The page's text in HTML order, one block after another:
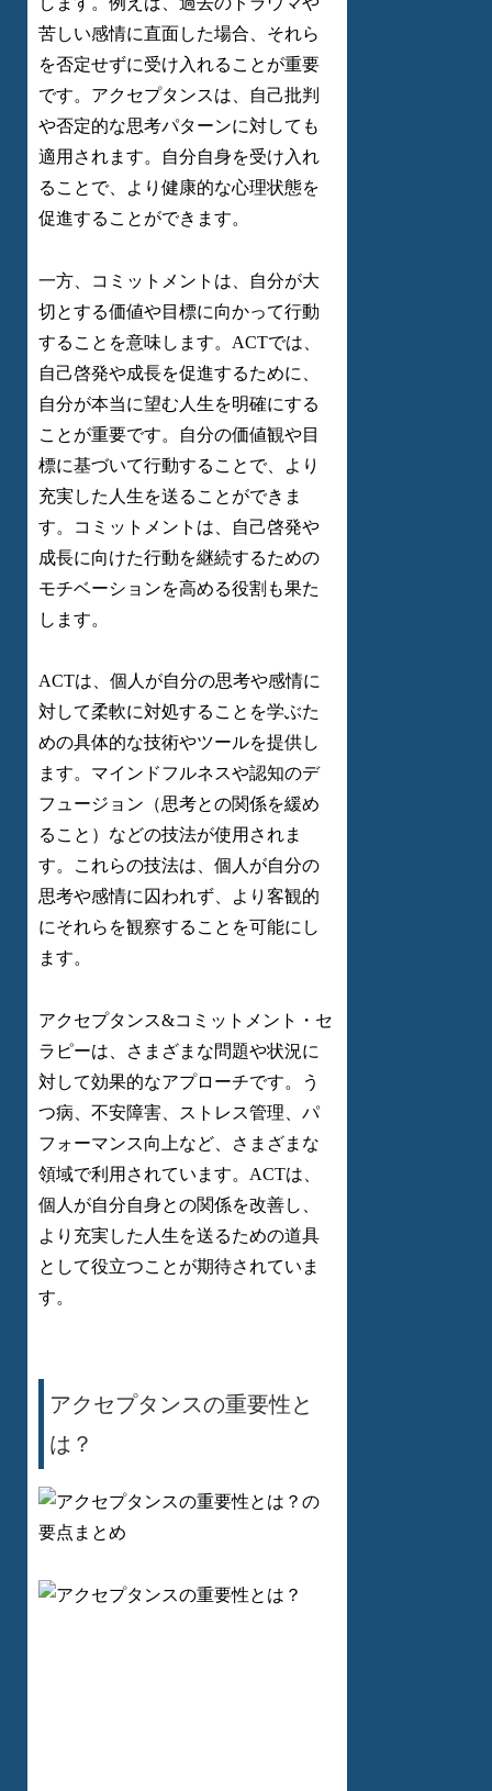
苦しい感情に直面した場合、それら
を否定せずに受け入れることが重要
です。アクセプタンスは、自己批判
や否定的な思考パターンに対しても
適用されます。自分自身を受け入れ
ることで、より健康的な心理状態を
促進することができます。
一方、コミットメントは、自分が大
切とする価値や目標に向かって行動
することを意味します。ACTでは、
自己啓発や成長を促進するために、
自分が本当に望む人生を明確にする
ことが重要です。自分の価値観や目
標に基づいて行動することで、より
充実した人生を送ることができま
す。コミットメントは、自己啓発や
成長に向けた行動を継続するための
モチベーションを高める役割も果た
します。
ACTは、個人が自分の思考や感情に
対して柔軟に対処することを学ぶた
めの具体的な技術やツールを提供し
ます。マインドフルネスや認知のデ
フュージョン（思考との関係を緩め
ること）などの技法が使用されま
す。これらの技法は、個人が自分の
思考や感情に囚われず、より客観的
にそれらを観察することを可能にし
ます。
アクセプタンス&コミットメント・セ
ラピーは、さまざまな問題や状況に
対して効果的なアプローチです。う
つ病、不安障害、ストレス管理、パ
フォーマンス向上など、さまざまな
領域で利用されています。ACTは、
個人が自分自身との関係を改善し、
より充実した人生を送るための道具
として役立つことが期待されていま
す。
アクセプタンスの重要性と
は？